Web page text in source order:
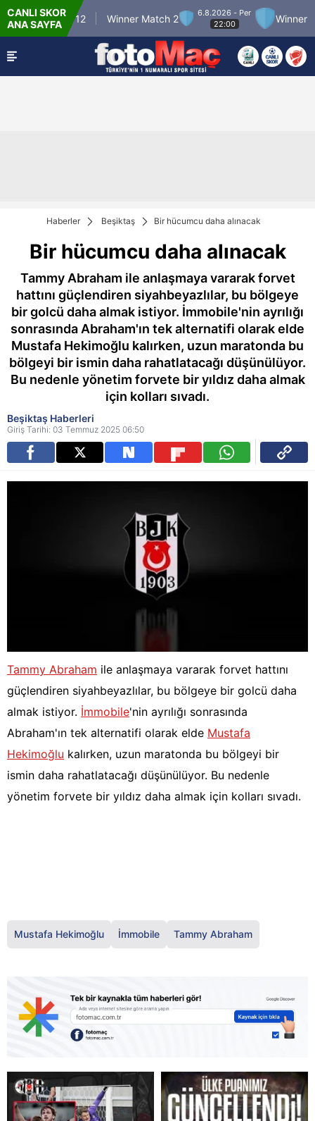
CANLI SKOR
ANA SAYFA
Match 12 Winner Match 2
6.8.2026 - Per
22:00
Winner
Haberler Beşiktaş Bir hücumcu daha alınacak
Bir hücumcu daha alınacak
Tammy Abraham ile anlaşmaya vararak forvet
hattını güçlendiren siyahbeyazlılar, bu bölgeye
bir golcü daha almak istiyor. İmmobile'nin ayrılığı
sonrasında Abraham'ın tek alternatifi olarak elde
Mustafa Hekimoğlu kalırken, uzun maratonda bu
bölgeyi bir ismin daha rahatlatacağı düşünülüyor.
Bu nedenle yönetim forvete bir yıldız daha almak
için kolları sıvadı.
Beşiktaş Haberleri
Giriş Tarihi: 03 Temmuz 2025 06:50
Tammy Abraham ile anlaşmaya vararak forvet hattını
güçlendiren siyahbeyazlılar, bu bölgeye bir golcü daha
almak istiyor. İmmobile'nin ayrılığı sonrasında
Abraham'ın tek alternatifi olarak elde Mustafa
Hekimoğlu kalırken, uzun maratonda bu bölgeyi bir
ismin daha rahatlatacağı düşünülüyor. Bu nedenle
yönetim forvete bir yıldız daha almak için kolları sıvadı.
Mustafa Hekimoğlu İmmobile Tammy Abraham